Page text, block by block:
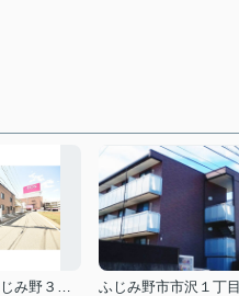
ふじみ野市ふじみ野３丁目
ふじみ野市市沢１丁目